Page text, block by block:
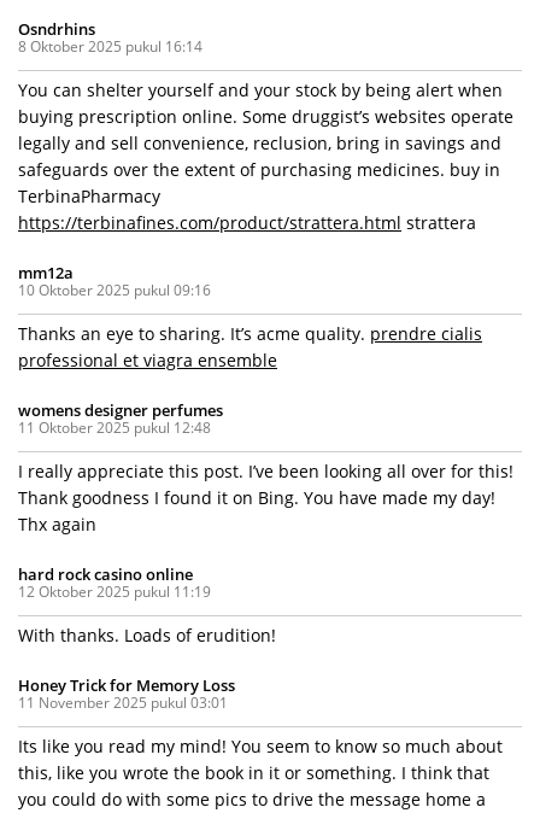
Osndrhins
8 Oktober 2025 pukul 16:14
You can shelter yourself and your stock by being alert when
buying prescription online. Some druggist’s websites operate
legally and sell convenience, reclusion, bring in savings and
safeguards over the extent of purchasing medicines. buy in
TerbinaPharmacy
https://terbinafines.com/product/strattera.html strattera
mm12a
10 Oktober 2025 pukul 09:16
Thanks an eye to sharing. It’s acme quality. prendre cialis
professional et viagra ensemble
womens designer perfumes
11 Oktober 2025 pukul 12:48
I really appreciate this post. I’ve been looking all over for this!
Thank goodness I found it on Bing. You have made my day!
Thx again
hard rock casino online
12 Oktober 2025 pukul 11:19
With thanks. Loads of erudition!
Honey Trick for Memory Loss
11 November 2025 pukul 03:01
Its like you read my mind! You seem to know so much about
this, like you wrote the book in it or something. I think that
you could do with some pics to drive the message home a